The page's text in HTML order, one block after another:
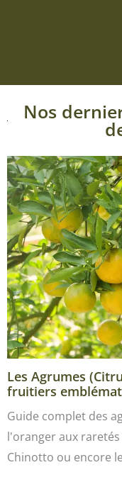
Nos
Les Agrumes
fruitiers
Guide complet des
l'oranger aux
Chinotto ou encore